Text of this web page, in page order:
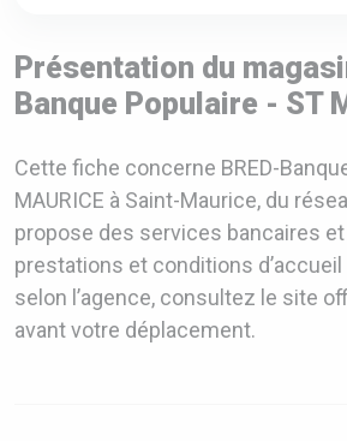
Présentation du
Banque Populaire - ST
Cette fiche concerne BRED-
MAURICE à Saint-Maurice, du
propose des services bancaires
prestations et conditions
selon l’agence, consultez le site
avant votre déplacement.